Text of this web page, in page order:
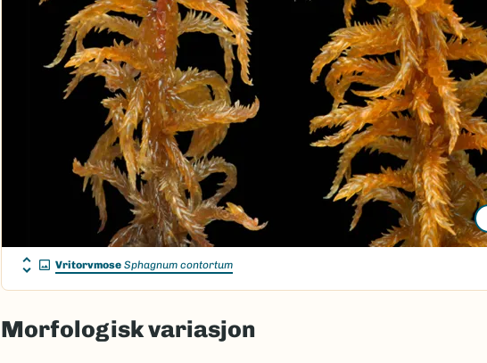
Vritorvmose Sphagnum contortum
Morfologisk variasjon